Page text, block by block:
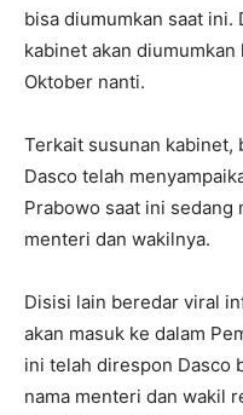
bisa diumumkan saat ini.
kabinet akan
Oktober nanti.
Terkait susunan kabinet,
Dasco telah
Prabowo saat ini sedang
menteri dan wakilnya.
Disisi lain beredar viral
akan masuk ke dalam
ini telah direspon Dasco
nama menteri dan wakil